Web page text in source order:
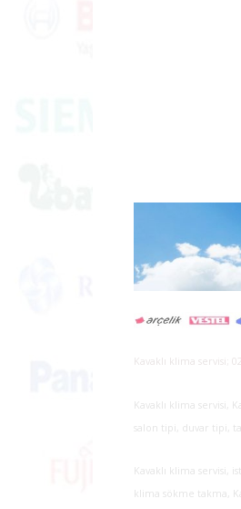
Kavaklı klima servisi;
Kavaklı klima servisi,
salon tipi, duvar tipi,
Kavaklı klima servisi,
klima sökme takma,